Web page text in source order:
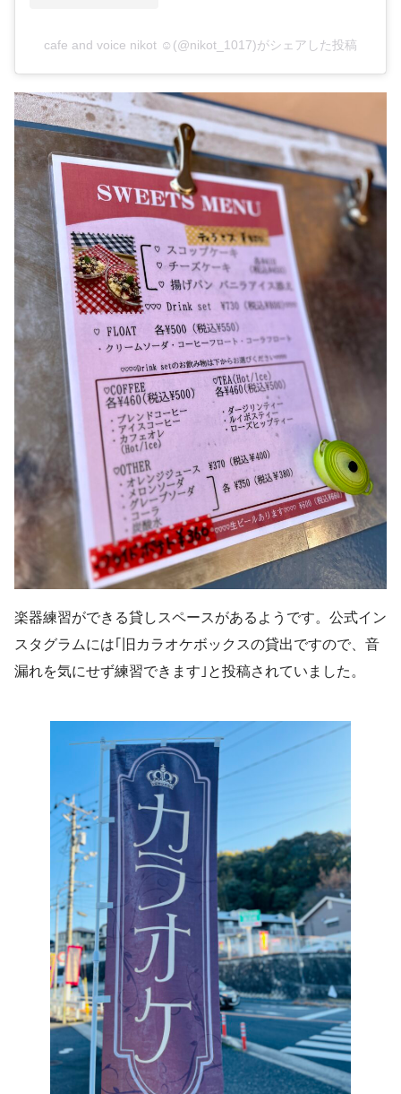
cafe and voice nikot ☺︎(@nikot_1017)がシェアした投稿
楽器練習ができる貸しスペースがあるようです。公式イン
スタグラムには｢旧カラオケボックスの貸出ですので、音
漏れを気にせず練習できます｣と投稿されていました。